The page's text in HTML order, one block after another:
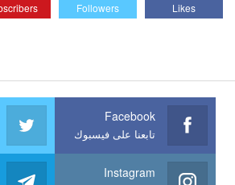
Likes
Followers
Facebook
تابعنا على فيسبوك
Instagram